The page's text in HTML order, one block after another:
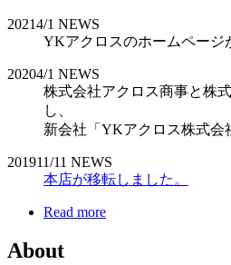
20214/1 NEWS
YKアクロスのホームページ
20204/1 NEWS
株式会社アクロス商事と株
し、
新会社「YKアクロス株式会
201911/11 NEWS
本店が移転しました。
Read more
About